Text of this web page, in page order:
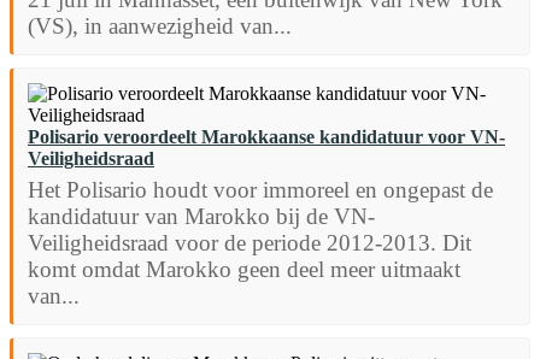
(VS), in aanwezigheid van...
Polisario veroordeelt Marokkaanse kandidatuur voor VN-
Veiligheidsraad
Het Polisario houdt voor immoreel en ongepast de
kandidatuur van Marokko bij de VN-
Veiligheidsraad voor de periode 2012-2013. Dit
komt omdat Marokko geen deel meer uitmaakt
van...